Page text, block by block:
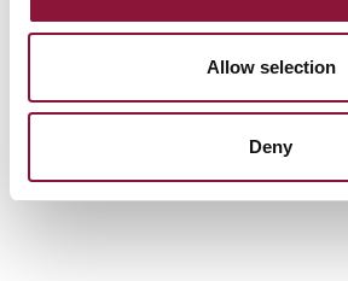
Allow selection
Deny